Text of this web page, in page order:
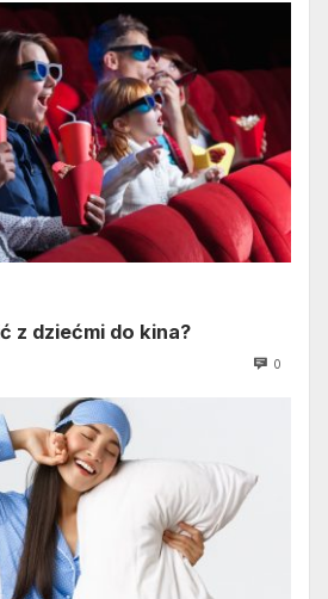
z dziećmi do kina?
0